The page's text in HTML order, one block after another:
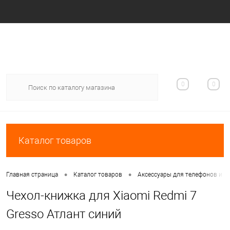
0 0
Каталог товаров
Главная страница • Каталог товаров • Аксессуары для телефонов и
Чехол-книжка для Xiaomi Redmi 7
Gresso Атлант синий